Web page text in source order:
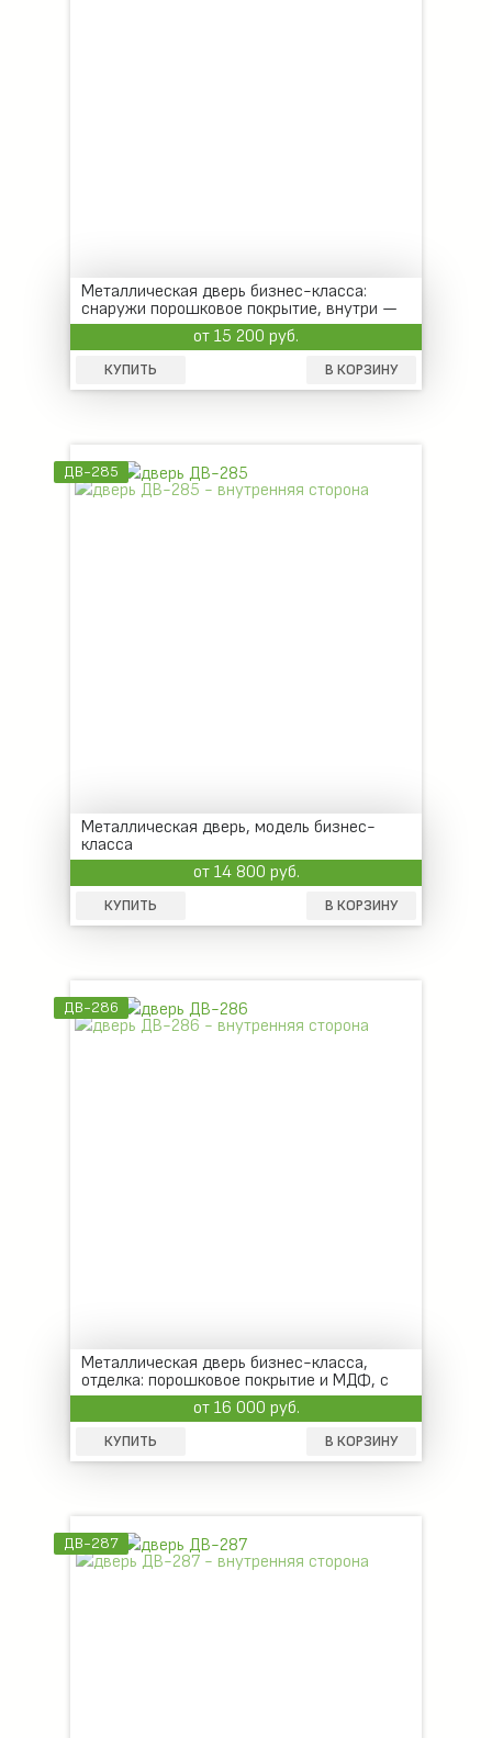
Металлическая дверь бизнес-класса:
снаружи порошковое покрытие, внутри —
шпон
от 15 200 руб.
КУПИТЬ В КОРЗИНУ
ДВ-285
Металлическая дверь, модель бизнес-
класса
от 14 800 руб.
КУПИТЬ В КОРЗИНУ
ДВ-286
Металлическая дверь бизнес-класса,
отделка: порошковое покрытие и МДФ, с
зеркалом
от 16 000 руб.
КУПИТЬ В КОРЗИНУ
ДВ-287